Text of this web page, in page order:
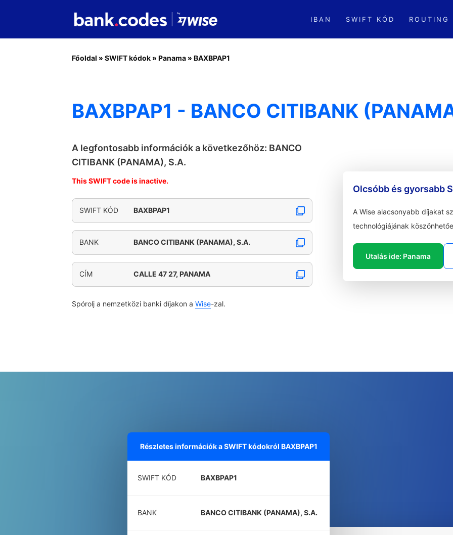
IBAN SWIFT KÓD ROUTING
Főoldal » SWIFT kódok » Panama » BAXBPAP1
BAXBPAP1 - BANCO CITIBANK
A legfontosabb információk a következőhöz: BANCO
CITIBANK (PANAMA), S.A.
This SWIFT code is inactive.
SWIFT KÓD BAXBPAP1
BANK BANCO CITIBANK (PANAMA), S.A.
CÍM CALLE 47 27, PANAMA
Spórolj a nemzetközi banki díjakon a Wise-zal.
Olcsóbb és gyorsabb
A Wise alacsonyabb díjakat
technológiájának
Utalás ide: Panama
Részletes információk a SWIFT kódokról BAXBPAP1
SWIFT KÓD BAXBPAP1
BANK BANCO CITIBANK (PANAMA), S.A.